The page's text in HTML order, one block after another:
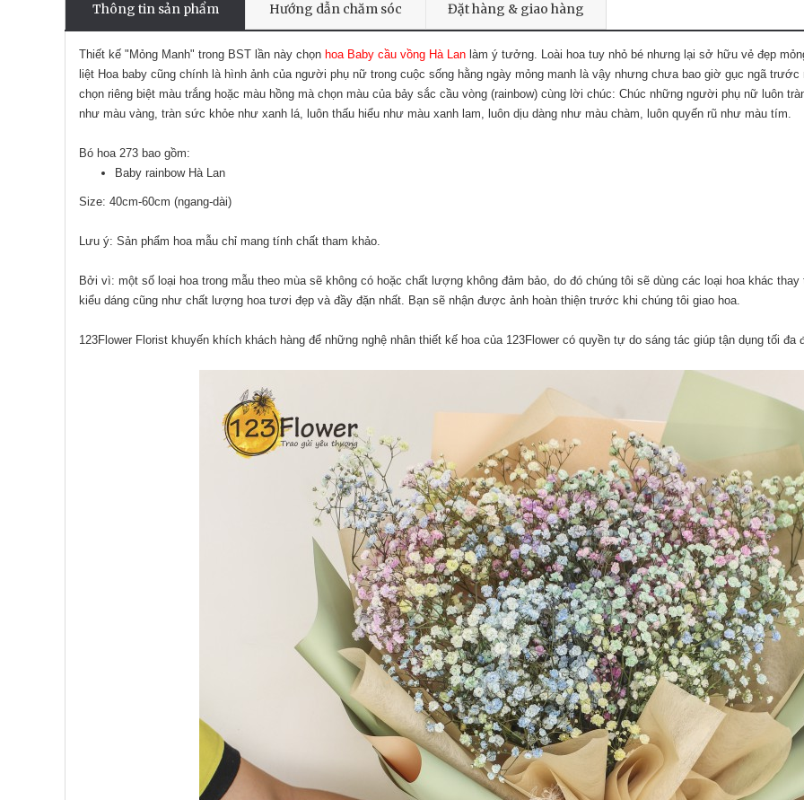
Thông tin sản phẩm Hướng dẫn chăm sóc Đặt hàng & giao hàng
Thiết kế "Mỏng Manh" trong BST lần này chọn hoa Baby cầu vồng Hà Lan làm ý tưởng. Loài hoa tuy nhỏ bé nhưng lại sở hữu vẻ đẹp
liệt Hoa baby cũng chính là hình ảnh của người phụ nữ trong cuộc sống hằng ngày mỏng manh là vậy nhưng chưa bao giờ gục ngã
chọn riêng biệt màu trắng hoặc màu hồng mà chọn màu của bảy sắc cầu vòng (rainbow) cùng lời chúc: Chúc những người phụ nữ luôn
như màu vàng, tràn sức khỏe như xanh lá, luôn thấu hiểu như màu xanh lam, luôn dịu dàng như màu chàm, luôn quyến rũ như màu tím.
Bó hoa 273 bao gồm:
Baby rainbow Hà Lan
Size: 40cm-60cm (ngang-dài)
Lưu ý: Sản phẩm hoa mẫu chỉ mang tính chất tham khảo.
Bởi vì: một số loại hoa trong mẫu theo mùa sẽ không có hoặc chất lượng không đảm bảo, do đó chúng tôi sẽ dùng các loại hoa khác
kiểu dáng cũng như chất lượng hoa tươi đẹp và đầy đặn nhất. Bạn sẽ nhận được ảnh hoàn thiện trước khi chúng tôi giao hoa.
123Flower Florist khuyến khích khách hàng để những nghệ nhân thiết kế hoa của 123Flower có quyền tự do sáng tác giúp tận dụng tối